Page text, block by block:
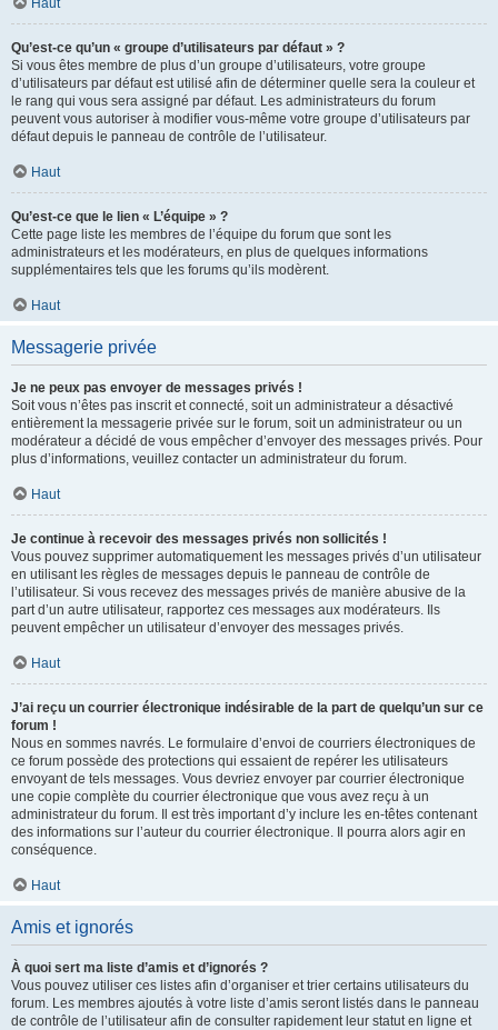
Haut
Qu’est-ce qu’un « groupe d’utilisateurs par défaut » ?
Si vous êtes membre de plus d’un groupe d’utilisateurs, votre groupe
d’utilisateurs par défaut est utilisé afin de déterminer quelle sera la couleur et
le rang qui vous sera assigné par défaut. Les administrateurs du forum
peuvent vous autoriser à modifier vous-même votre groupe d’utilisateurs par
défaut depuis le panneau de contrôle de l’utilisateur.
Haut
Qu’est-ce que le lien « L’équipe » ?
Cette page liste les membres de l’équipe du forum que sont les
administrateurs et les modérateurs, en plus de quelques informations
supplémentaires tels que les forums qu’ils modèrent.
Haut
Messagerie privée
Je ne peux pas envoyer de messages privés !
Soit vous n’êtes pas inscrit et connecté, soit un administrateur a désactivé
entièrement la messagerie privée sur le forum, soit un administrateur ou un
modérateur a décidé de vous empêcher d’envoyer des messages privés. Pour
plus d’informations, veuillez contacter un administrateur du forum.
Haut
Je continue à recevoir des messages privés non sollicités !
Vous pouvez supprimer automatiquement les messages privés d’un utilisateur
en utilisant les règles de messages depuis le panneau de contrôle de
l’utilisateur. Si vous recevez des messages privés de manière abusive de la
part d’un autre utilisateur, rapportez ces messages aux modérateurs. Ils
peuvent empêcher un utilisateur d’envoyer des messages privés.
Haut
J’ai reçu un courrier électronique indésirable de la part de quelqu’un sur ce
forum !
Nous en sommes navrés. Le formulaire d’envoi de courriers électroniques de
ce forum possède des protections qui essaient de repérer les utilisateurs
envoyant de tels messages. Vous devriez envoyer par courrier électronique
une copie complète du courrier électronique que vous avez reçu à un
administrateur du forum. Il est très important d’y inclure les en-têtes contenant
des informations sur l’auteur du courrier électronique. Il pourra alors agir en
conséquence.
Haut
Amis et ignorés
À quoi sert ma liste d’amis et d’ignorés ?
Vous pouvez utiliser ces listes afin d’organiser et trier certains utilisateurs du
forum. Les membres ajoutés à votre liste d’amis seront listés dans le panneau
de contrôle de l’utilisateur afin de consulter rapidement leur statut en ligne et